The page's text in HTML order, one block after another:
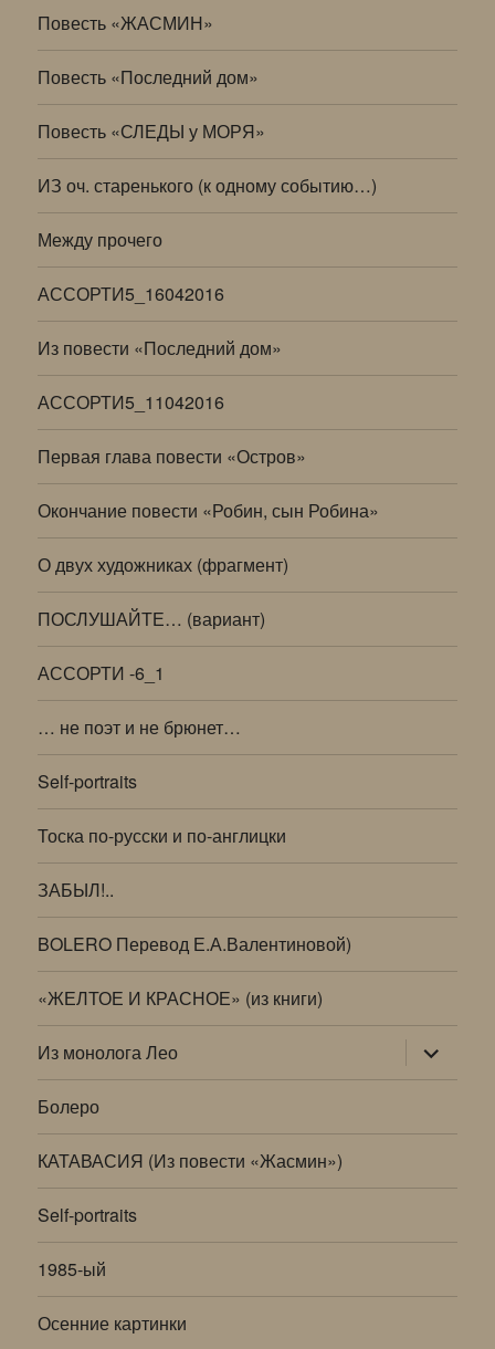
Повесть «ЖАСМИН»
Повесть «Последний дом»
Повесть «СЛЕДЫ у МОРЯ»
ИЗ оч. старенького (к одному событию…)
Между прочего
АССОРТИ5_16042016
Из повести «Последний дом»
АССОРТИ5_11042016
Первая глава повести «Остров»
Окончание повести «Робин, сын Робина»
О двух художниках (фрагмент)
ПОСЛУШАЙТЕ… (вариант)
АССОРТИ -6_1
… не поэт и не брюнет…
Self-portraits
Тоска по-русски и по-англицки
ЗАБЫЛ!..
BOLERO Перевод Е.А.Валентиновой)
«ЖЕЛТОЕ И КРАСНОЕ» (из книги)
Из монолога Лео раскрыть
дочернее
меню
Болеро
КАТАВАСИЯ (Из повести «Жасмин»)
Self-portraits
1985-ый
Осенние картинки